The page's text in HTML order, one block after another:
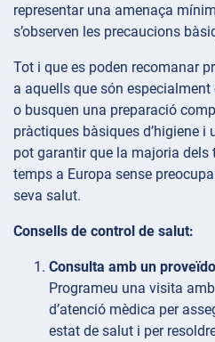
representar una amenaça
s’observen les precaucions
Tot i que es poden recomanar
a aquells que són
o busquen una preparació
pràctiques bàsiques d’higiene
pot garantir que la majoria dels
temps a Europa sense
seva salut.
Consells de control de salut:
Consulta amb un
Programeu una visita
d’atenció mèdica per
estat de salut i per